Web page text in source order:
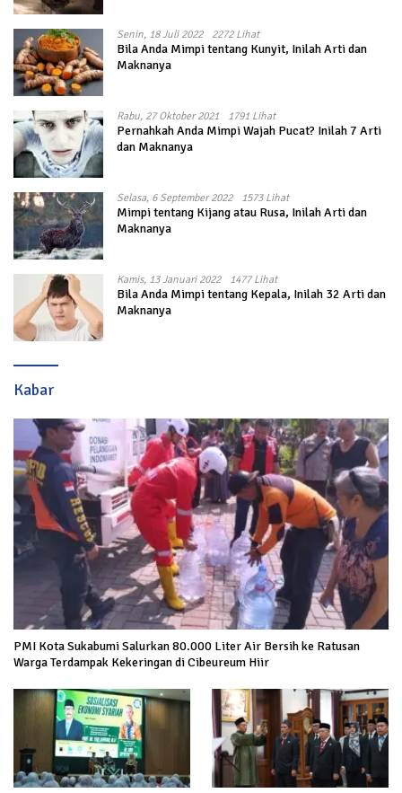
Senin, 18 Juli 2022 2272 Lihat
Bila Anda Mimpi tentang Kunyit, Inilah Arti dan
Maknanya
Rabu, 27 Oktober 2021 1791 Lihat
Pernahkah Anda Mimpi Wajah Pucat? Inilah 7 Arti
dan Maknanya
Selasa, 6 September 2022 1573 Lihat
Mimpi tentang Kijang atau Rusa, Inilah Arti dan
Maknanya
Kamis, 13 Januari 2022 1477 Lihat
Bila Anda Mimpi tentang Kepala, Inilah 32 Arti dan
Maknanya
Kabar
PMI Kota Sukabumi Salurkan 80.000 Liter Air Bersih ke Ratusan
Warga Terdampak Kekeringan di Cibeureum Hiir